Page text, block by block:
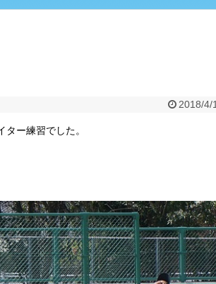
2018/4/
ー練習でした。